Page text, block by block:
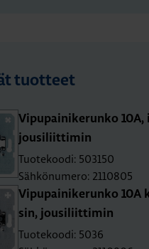
tuotteet
Vi­pu­pai­ni­ke­run­ko 10A,
jousi­liit­ti­min
Tuotekoodi: 503150
Sähkönumero: 2110805
Vi­pu­pai­ni­ke­run­ko
sin, jousi­liit­ti­min
Tuotekoodi: 5036